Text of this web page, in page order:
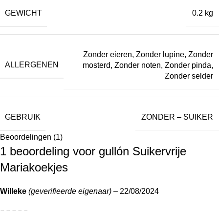
GEWICHT 0.2 kg
ALLERGENEN
Zonder eieren, Zonder lupine, Zonder
mosterd, Zonder noten, Zonder pinda,
Zonder selder
GEBRUIK ZONDER – SUIKER
Beoordelingen (1)
1 beoordeling voor gullón Suikervrije
Mariakoekjes
Willeke (geverifieerde eigenaar) – 22/08/2024